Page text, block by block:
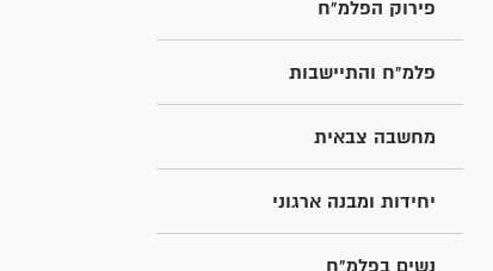
פירוק הפלמ"ח
פלמ"ח והתיישבות
מחשבה צבאית
יחידות ומבנה ארגוני
נשים בפלמ"ח